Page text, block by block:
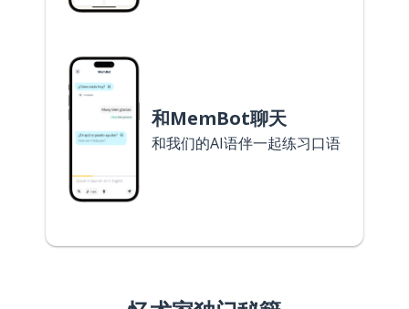
和MemBot聊天
和我们的AI语伴一起练习口语